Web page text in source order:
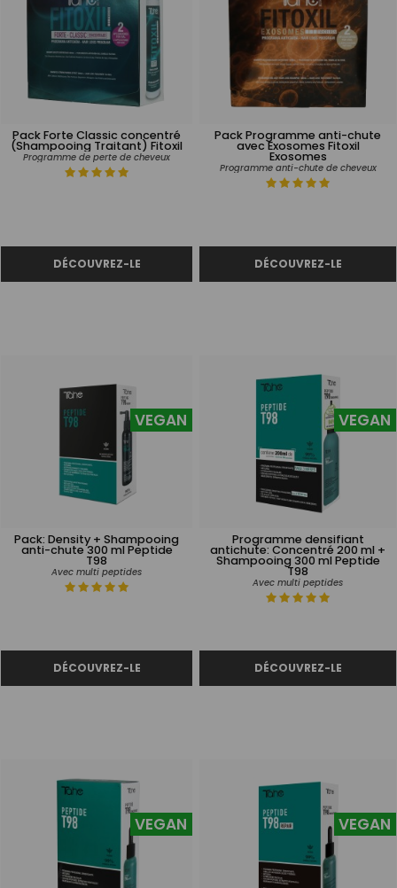
Pack Forte Classic concentré
(Shampooing Traitant) Fitoxil
Programme de perte de cheveux
Pack Programme anti-chute
avec Exosomes Fitoxil
Exosomes
Programme anti-chute de cheveux
Pack: Density + Shampooing
anti-chute 300 ml Peptide
T98
Avec multi peptides
VEGAN
Programme densifiant
antichute: Concentré 200 ml +
Shampooing 300 ml Peptide
T98
Avec multi peptides
VEGAN
VEGAN VEGAN